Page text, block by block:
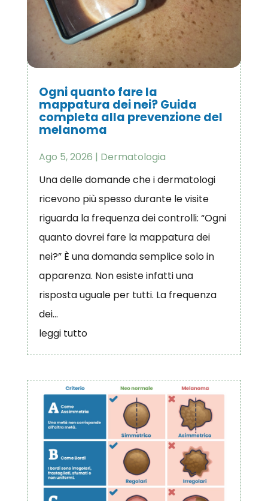
Ogni quanto fare la
mappatura dei nei? Guida
completa alla prevenzione del
melanoma
Ago 5, 2026 | Dermatologia
Una delle domande che i dermatologi
ricevono più spesso durante le visite
riguarda la frequenza dei controlli: “Ogni
quanto dovrei fare la mappatura dei
nei?” È una domanda semplice solo in
apparenza. Non esiste infatti una
risposta uguale per tutti. La frequenza
dei...
leggi tutto